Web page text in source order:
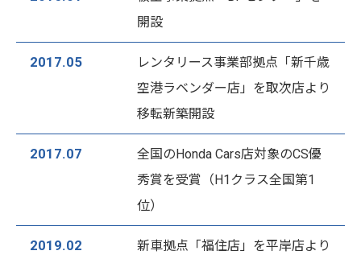
開設
2017.05
レンタリース事業部拠点「新千歳
空港ラベンダー店」を取次店より
移転新築開設
2017.07
全国のHonda Cars店対象のCS優
秀賞を受賞（H1クラス全国第1
位）
2019.02
新車拠点「福住店」を平岸店より